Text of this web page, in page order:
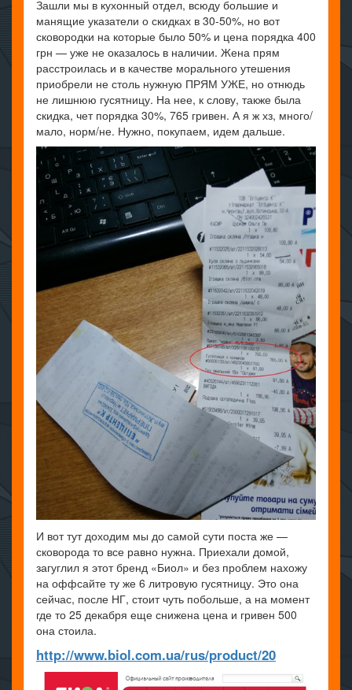
Зашли мы в кухонный отдел, всюду большие и
манящие указатели о скидках в 30-50%, но вот
сковородки на которые было 50% и цена порядка 400
грн — уже не оказалось в наличии. Жена прям
расстроилась и в качестве морального утешения
приобрели не столь нужную ПРЯМ УЖЕ, но отнюдь
не лишнюю гусятницу. На нее, к слову, также была
скидка, чет порядка 30%, 765 гривен. А я ж хз, много/
мало, норм/не. Нужно, покупаем, идем дальше.
И вот тут доходим мы до самой сути поста же —
сковорода то все равно нужна. Приехали домой,
загуглил я этот бренд «Биол» и без проблем нахожу
на оффсайте ту же 6 литровую гусятницу. Это она
сейчас, после НГ, стоит чуть побольше, а на момент
где то 25 декабря еще снижена цена и гривен 500
она стоила.
http://www.biol.com.ua/rus/product/20